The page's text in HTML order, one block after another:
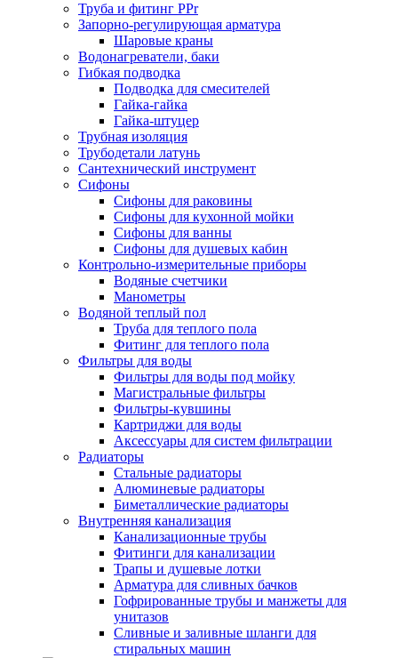
Труба и фитинг PPr
Запорно-регулирующая арматура
Шаровые краны
Водонагреватели, баки
Гибкая подводка
Подводка для смесителей
Гайка-гайка
Гайка-штуцер
Трубная изоляция
Трубодетали латунь
Сантехнический инструмент
Сифоны
Сифоны для раковины
Сифоны для кухонной мойки
Сифоны для ванны
Сифоны для душевых кабин
Контрольно-измерительные приборы
Водяные счетчики
Манометры
Водяной теплый пол
Труба для теплого пола
Фитинг для теплого пола
Фильтры для воды
Фильтры для воды под мойку
Магистральные фильтры
Фильтры-кувшины
Картриджи для воды
Аксессуары для систем фильтрации
Радиаторы
Стальные радиаторы
Алюминевые радиаторы
Биметаллические радиаторы
Внутренняя канализация
Канализационные трубы
Фитинги для канализации
Трапы и душевые лотки
Арматура для сливных бачков
Гофрированные трубы и манжеты для
унитазов
Сливные и заливные шланги для
стиральных машин